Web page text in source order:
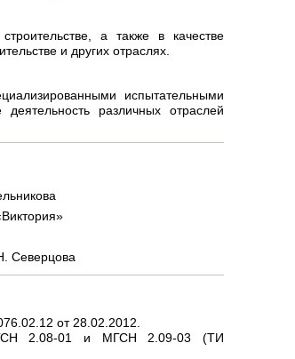
а также в качестве
и других отраслях.
испытательными
различных отраслей
Северцова
от 28.02.2012.
2.08-01 и МГСН 2.09-03 (ТИ